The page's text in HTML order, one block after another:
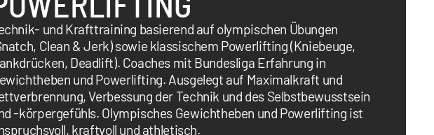
und Krafttraining basierend auf olympischen Übungen
Clean & Jerk) sowie klassischem Powerlifting (Kniebeuge,
Deadlift). Coaches mit Bundesliga Erfahrung in
und Powerlifting. Ausgelegt auf Maximalkraft und
Verbessung der Technik und des Selbstbewusstsein
-körpergefühls. Olympisches Gewichtheben und Powerlifting ist
kraftvoll und athletisch.